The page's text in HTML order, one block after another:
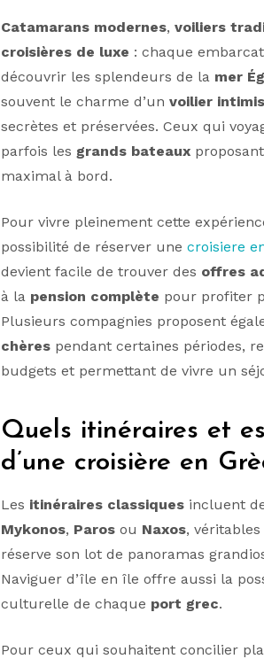
Catamarans modernes, voiliers
croisières de luxe : chaque
découvrir les splendeurs de la mer
souvent le charme d’un voilier
secrètes et préservées. Ceux qui
parfois les grands bateaux
maximal à bord.
Pour vivre pleinement cette
possibilité de réserver une croisiere
devient facile de trouver des offres
à la pension complète pour profiter
Plusieurs compagnies proposent
chères pendant certaines périodes,
budgets et permettant de vivre un
Quels itinéraires et
d’une croisière en
Les itinéraires classiques incluent
Mykonos, Paros ou Naxos,
réserve son lot de panoramas
Naviguer d’île en île offre aussi la
culturelle de chaque port grec.
Pour ceux qui souhaitent concilier